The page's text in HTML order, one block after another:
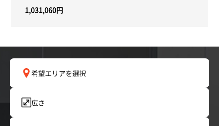
1,031,060円
希望エリアを選択
広さ